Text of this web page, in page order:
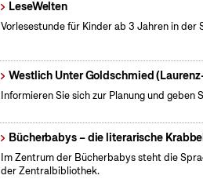
LeseWelten
Vorlesestunde für Kinder ab 3 Jahren in
Westlich Unter Goldschmied
Informieren Sie sich zur Planung und geben
Bücherbabys – die literarische
Im Zentrum der Bücherbabys steht die
der Zentralbibliothek.